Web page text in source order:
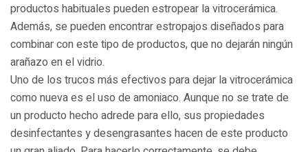
productos habituales pueden estropear la vitrocerámica.
Además, se pueden encontrar estropajos diseñados para
combinar con este tipo de productos, que no dejarán ningún
arañazo en el vidrio.
Uno de los trucos más efectivos para dejar la vitrocerámica
como nueva es el uso de amoniaco. Aunque no se trate de
un producto hecho adrede para ello, sus propiedades
desinfectantes y desengrasantes hacen de este producto